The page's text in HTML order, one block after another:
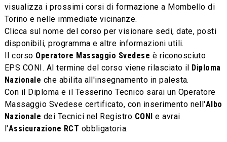
visualizza i prossimi corsi di formazione a Mombello di
Torino e nelle immediate vicinanze.
Clicca sul nome del corso per visionare sedi, date, posti
disponibili, programma e altre informazioni utili.
Il corso Operatore Massaggio Svedese è riconosciuto
EPS CONI. Al termine del corso viene rilasciato il Diploma
Nazionale che abilita all'insegnamento in palesta.
Con il Diploma e il Tesserino Tecnico sarai un Operatore
Massaggio Svedese certificato, con inserimento nell'Albo
Nazionale dei Tecnici nel Registro CONI e avrai
l'Assicurazione RCT obbligatoria.